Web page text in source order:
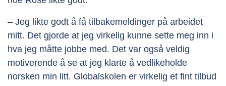
– Jeg likte godt å få tilbakemeldinger på arbeidet
mitt. Det gjorde at jeg virkelig kunne sette meg inn i
hva jeg måtte jobbe med. Det var også veldig
motiverende å se at jeg klarte å vedlikeholde
norsken min litt. Globalskolen er virkelig et fint tilbud